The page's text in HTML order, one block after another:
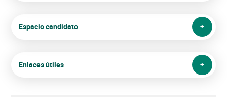
Espacio candidato
Enlaces útiles